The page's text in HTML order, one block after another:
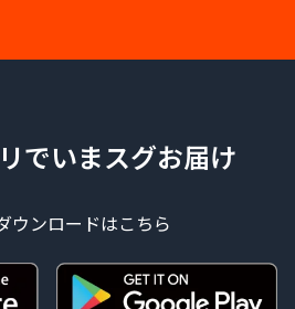
でいまスグお届け
ウンロードはこちら